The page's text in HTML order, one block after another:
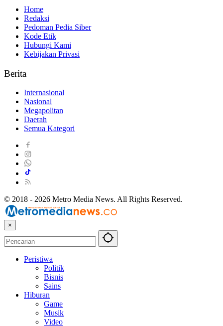
Home
Redaksi
Pedoman Pedia Siber
Kode Etik
Hubungi Kami
Kebijakan Privasi
Berita
Internasional
Nasional
Megapolitan
Daerah
Semua Kategori
© 2018 - 2026 Metro Media News. All Rights Reserved.
×
Peristiwa
Politik
Bisnis
Sains
Hiburan
Game
Musik
Video